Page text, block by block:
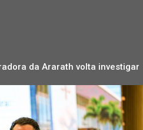
da Ararath volta investigar